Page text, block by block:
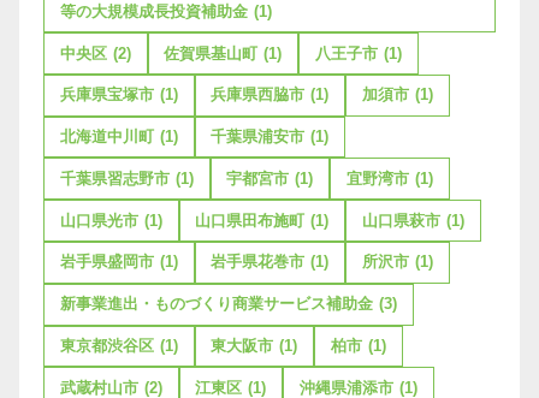
等の大規模成長投資補助金 (1)
中央区 (2) 佐賀県基山町 (1) 八王子市 (1)
兵庫県宝塚市 (1) 兵庫県西脇市 (1) 加須市 (1)
北海道中川町 (1) 千葉県浦安市 (1)
千葉県習志野市 (1) 宇都宮市 (1) 宜野湾市 (1)
山口県光市 (1) 山口県田布施町 (1) 山口県萩市 (1)
岩手県盛岡市 (1) 岩手県花巻市 (1) 所沢市 (1)
新事業進出・ものづくり商業サービス補助金 (3)
東京都渋谷区 (1) 東大阪市 (1) 柏市 (1)
武蔵村山市 (2) 江東区 (1) 沖縄県浦添市 (1)